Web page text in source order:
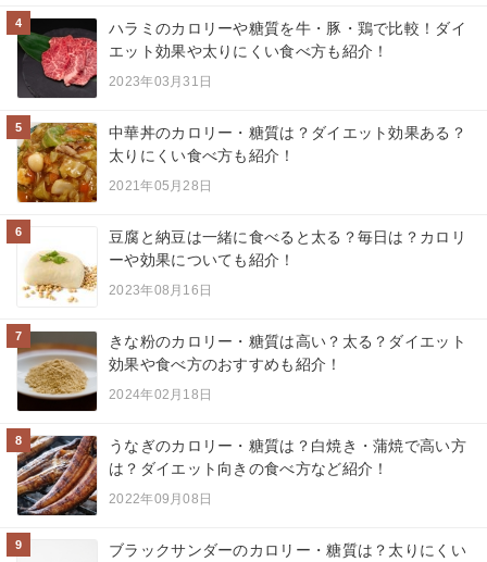
4
ハラミのカロリーや糖質を牛・豚・鶏で比較！ダイ
エット効果や太りにくい食べ方も紹介！
2023年03月31日
5
中華丼のカロリー・糖質は？ダイエット効果ある？
太りにくい食べ方も紹介！
2021年05月28日
6
豆腐と納豆は一緒に食べると太る？毎日は？カロリ
ーや効果についても紹介！
2023年08月16日
7
きな粉のカロリー・糖質は高い？太る？ダイエット
効果や食べ方のおすすめも紹介！
2024年02月18日
8
うなぎのカロリー・糖質は？白焼き・蒲焼で高い方
は？ダイエット向きの食べ方など紹介！
2022年09月08日
9
ブラックサンダーのカロリー・糖質は？太りにくい